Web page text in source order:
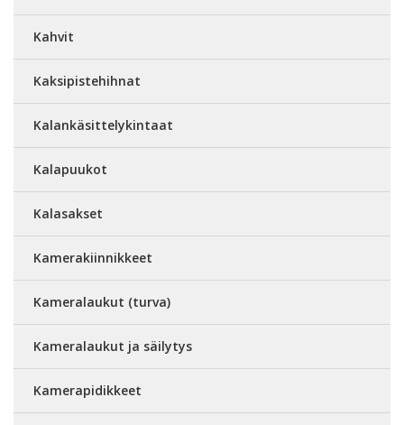
Kahvit
Kaksipistehihnat
Kalankäsittelykintaat
Kalapuukot
Kalasakset
Kamerakiinnikkeet
Kameralaukut (turva)
Kameralaukut ja säilytys
Kamerapidikkeet